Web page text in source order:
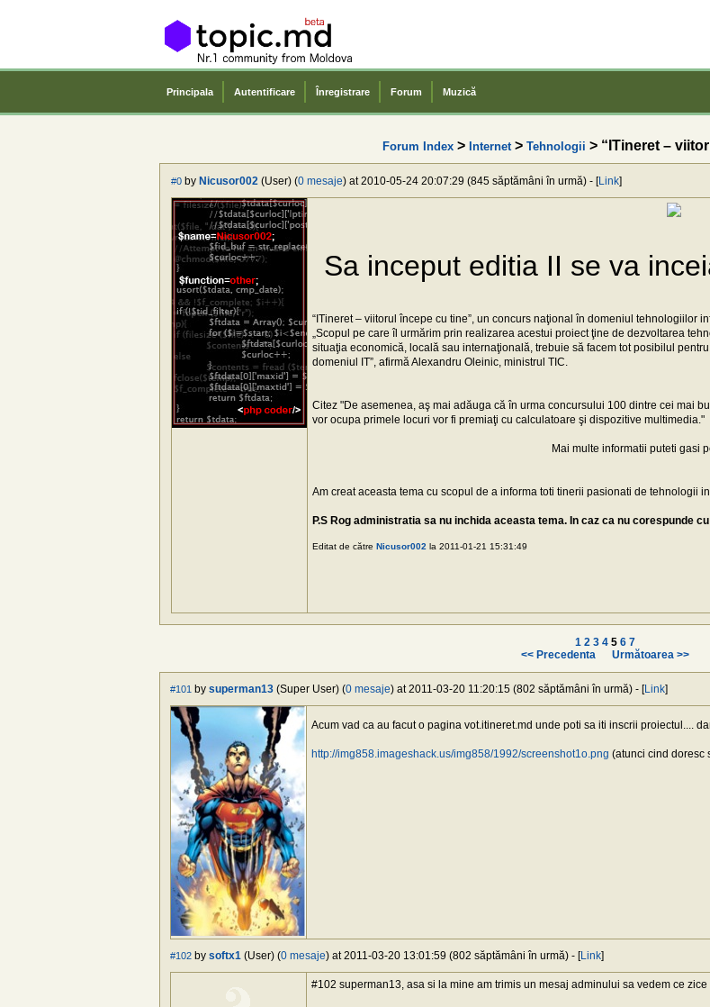
Principala Autentificare Înregistrare Forum Muzică
Forum Index> Internet> Tehnologii > “ITineret –
#0 by Nicusor002 (User) (0 mesaje) at 2010-05-24 20:07:29 (845 săptămâni în urmă) - [Link]
Sa inceput editia II se va
“ITineret – viitorul începe cu tine”, un concurs naţional în domeniul tehnologiilor
„Scopul pe care îl urmărim prin realizarea acestui proiect ţine de dezvoltarea
situaţia economică, locală sau internaţională, trebuie să facem tot posibilul
domeniul IT”, afirmă Alexandru Oleinic, ministrul TIC.
Citez "De asemenea, aş mai adăuga că în urma concursului 100 dintre cei mai
vor ocupa primele locuri vor fi premiaţi cu calculatoare şi dispozitive multimedia."
Mai multe informatii puteti gasi
Am creat aceasta tema cu scopul de a informa toti tinerii pasionati de tehnologii
P.S Rog administratia sa nu inchida aceasta tema. In caz ca nu corespunde
Editat de către Nicusor002 la 2011-01-21 15:31:49
1 2 3 4 5 6 7
<< Precedenta
Următoarea >>
#101 by superman13 (Super User) (0 mesaje) at 2011-03-20 11:20:15 (802 săptămâni în urmă) - [Link]
Acum vad ca au facut o pagina vot.itineret.md unde poti sa iti inscrii proiectul....
http://img858.imageshack.us/img858/1992/screenshot1o.png (atunci cind doresc
#102 by softx1 (User) (0 mesaje) at 2011-03-20 13:01:59 (802 săptămâni în urmă) - [Link]
#102 superman13, asa si la mine am trimis un mesaj adminului sa vedem ce zice